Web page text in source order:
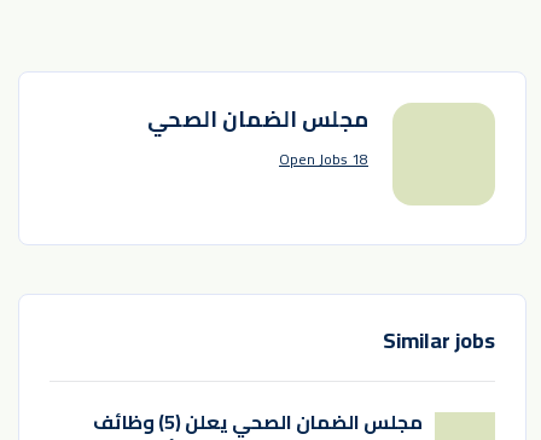
مجلس الضمان الصحي
18 Open Jobs
Similar jobs
مجلس الضمان الصحي يعلن (5) وظائف